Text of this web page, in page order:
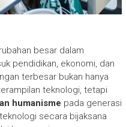
besar dalam
pendidikan, ekonomi, dan
terbesar bukan hanya
teknologi, tetapi
humanisme pada generasi
secara bijaksana